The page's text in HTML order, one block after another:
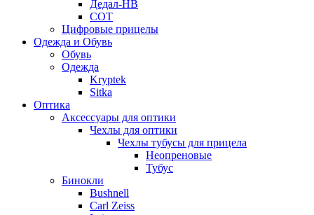
Дедал-НВ
СОТ
Цифровые прицелы
Одежда и Обувь
Обувь
Одежда
Kryptek
Sitka
Оптика
Аксессуары для оптики
Чехлы для оптики
Чехлы тубусы для прицела
Неопреновые
Тубус
Бинокли
Bushnell
Carl Zeiss